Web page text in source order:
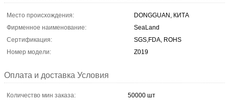
Место происхождения:
DONGGUAN, КИТА
Фирменное наименование:
SeaLand
Сертификация:
SGS,FDA, ROHS
Номер модели:
Z019
Оплата и доставка Условия
Количество мин заказа:
50000 шт